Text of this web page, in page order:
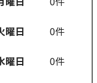
曜日
0件
曜日
0件